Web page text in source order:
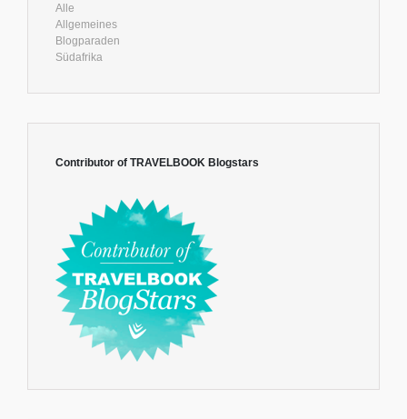
Alle
Allgemeines
Blogparaden
Südafrika
Contributor of TRAVELBOOK Blogstars